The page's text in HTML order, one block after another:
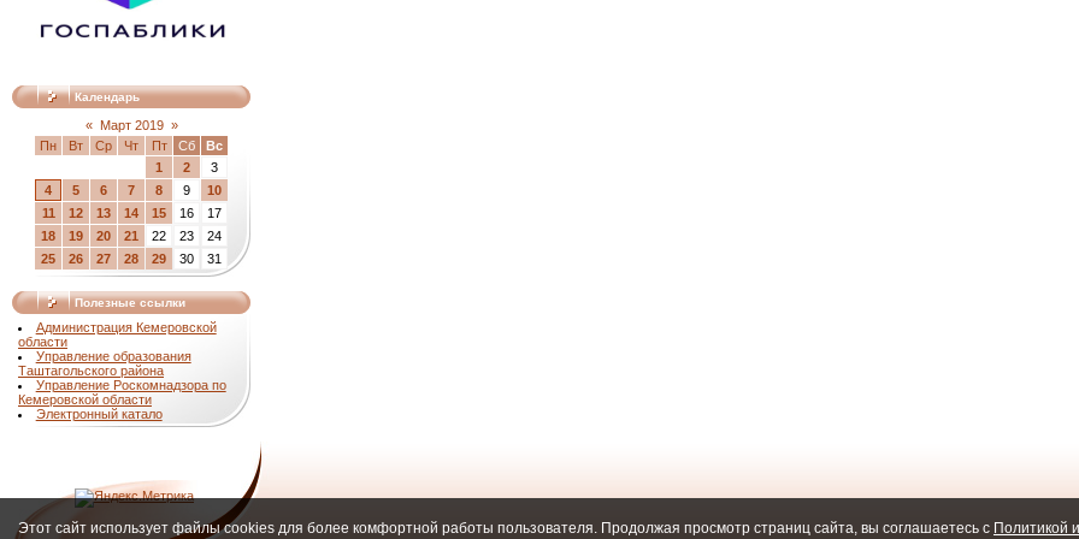
Календарь
« Март 2019 »
Пн
Вт Ср Чт Пт Сб
Вс
1
2
3
4
5 6 7 8 9
10
11
12 13 14 15 16
17
18
19 20 21 22 23
24
25
26 27 28 29 30 31
Полезные ссылки
Администрация Кемеровской
области
Управление образования
Таштагольского района
Управление Роскомнадзора по
Кемеровской области
Электронный катало
Этот сайт использует файлы cookies для более комфортной работы пользователя. Продолжая просмотр страниц сайта, вы соглашаетесь с Политикой